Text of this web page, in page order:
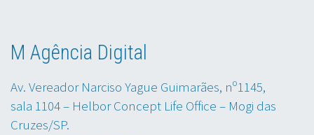
M Agência Digital
Av. Vereador Narciso Yague Guimarães, nº1145,
sala 1104 – Helbor Concept Life Office – Mogi das
Cruzes/SP.